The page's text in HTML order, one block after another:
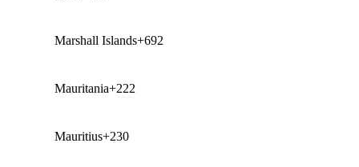
Marshall Islands+692
Mauritania+222
Mauritius+230